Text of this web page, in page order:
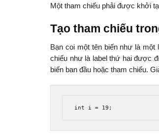
Một tham chiếu phải được khởi
Tạo tham chiếu
Bạn coi một tên biến như là
chiếu như là label thứ hai được
biến ban đầu hoặc tham chiếu.
int i = 19 ;